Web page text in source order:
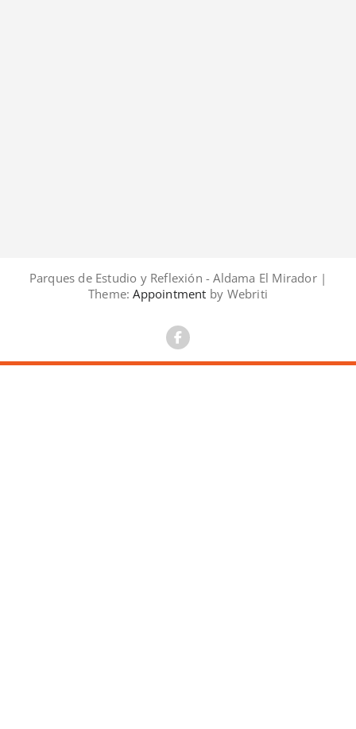
Parques de Estudio y Reflexión - Aldama El Mirador |
Theme: Appointment by Webriti